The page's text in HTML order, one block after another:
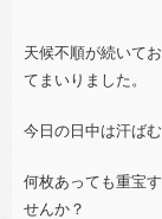
天候不順が続いて
てまいりました。
今日の日中は汗ばむ
何枚あっても重宝
せんか？